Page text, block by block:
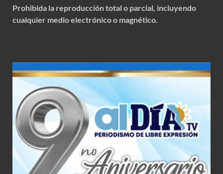
Prohibida la reproducción total o parcial, incluyendo
cualquier medio electrónico o magnético.